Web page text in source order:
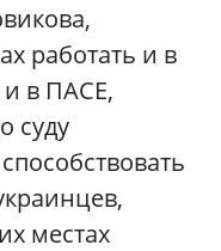
работать и в
и в ПАСЕ,
суду
местах